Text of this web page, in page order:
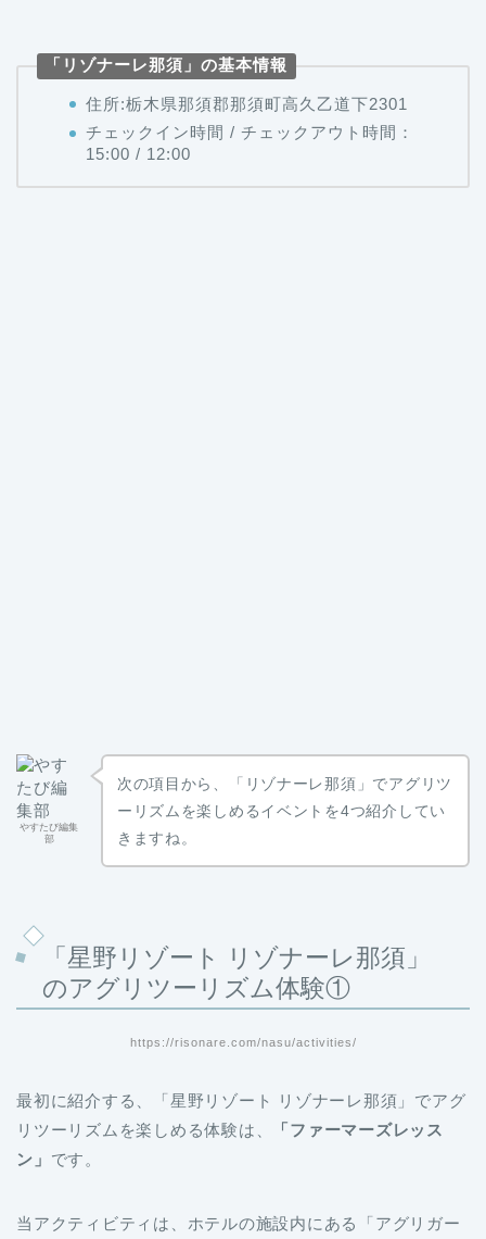
「リゾナーレ那須」の基本情報
住所:栃木県那須郡那須町高久乙道下2301
チェックイン時間 / チェックアウト時間：
15:00 / 12:00
やすたび編集
部
次の項目から、「リゾナーレ那須」でアグリツ
ーリズムを楽しめるイベントを4つ紹介してい
きますね。
「星野リゾート リゾナーレ那須」
のアグリツーリズム体験①
https://risonare.com/nasu/activities/
最初に紹介する、「星野リゾート リゾナーレ那須」でアグ
リツーリズムを楽しめる体験は、
「ファーマーズレッス
ン」 です。
当アクティビティは、ホテルの施設内にある「アグリガー